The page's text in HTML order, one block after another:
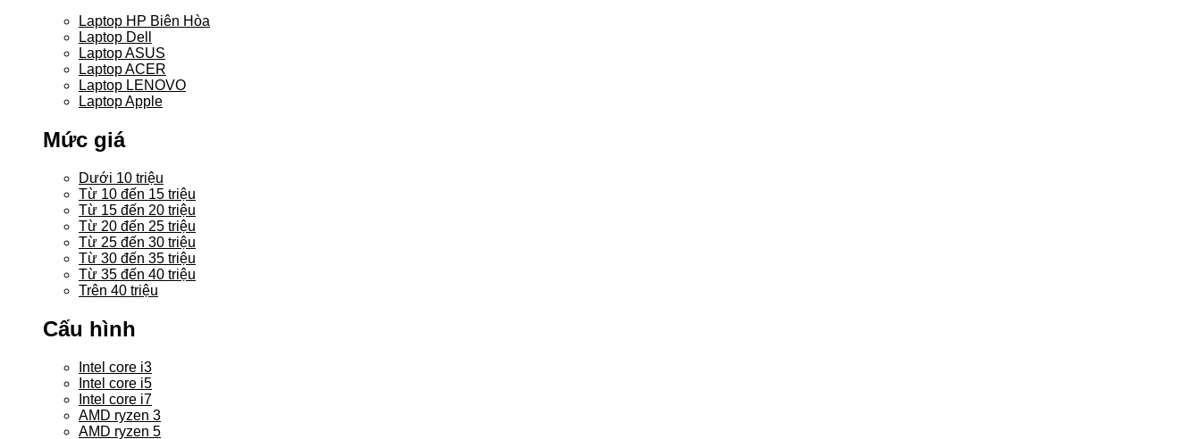
Laptop HP Biên Hòa
Laptop Dell
Laptop ASUS
Laptop ACER
Laptop LENOVO
Laptop Apple
Mức giá
Dưới 10 triệu
Từ 10 đến 15 triệu
Từ 15 đến 20 triệu
Từ 20 đến 25 triệu
Từ 25 đến 30 triệu
Từ 30 đến 35 triệu
Từ 35 đến 40 triệu
Trên 40 triệu
Cấu hình
Intel core i3
Intel core i5
Intel core i7
AMD ryzen 3
AMD ryzen 5